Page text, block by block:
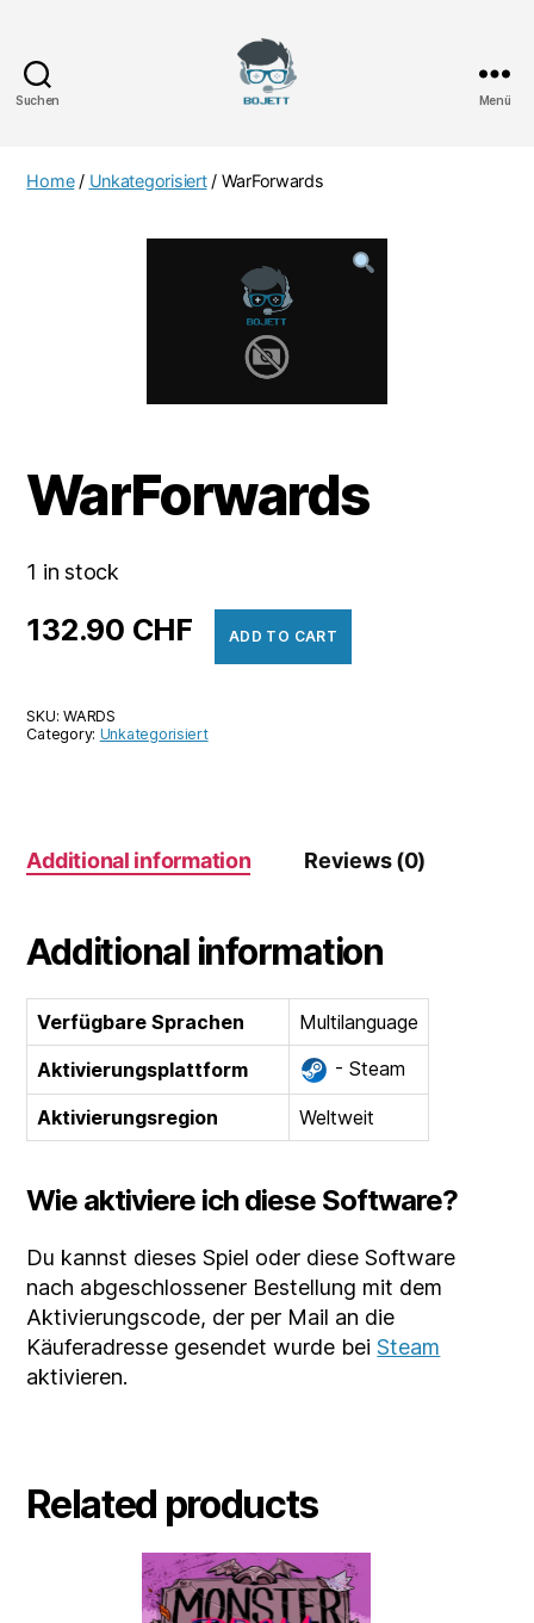
Suchen Menü
Home/ Unkategorisiert/ WarForwards
WarForwards
1 in stock
132.90 CHF ADD TO CART
SKU:WARDS
Category: Unkategorisiert
Additional information Reviews (0)
Additional information
Verfügbare Sprachen
Multilanguage
Aktivierungsplattform
- Steam
Aktivierungsregion Weltweit
Wie aktiviere ich diese Software?
Du kannst dieses Spiel oder diese Software
nach abgeschlossener Bestellung mit dem
Aktivierungscode, der per Mail an die
Käuferadresse gesendet wurde beiSteam
aktivieren.
Related products